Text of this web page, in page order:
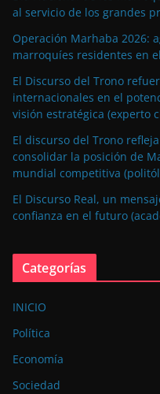
al servicio de los grandes
Operación Marhaba 2026:
marroquíes residentes en
El Discurso del Trono
internacionales en el
visión estratégica (experto
El discurso del Trono
consolidar la posición de
mundial competitiva
El Discurso Real, un
confianza en el futuro
Categorías
INICIO
Política
Economía
Sociedad